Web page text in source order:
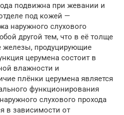
подвижна при жевании и
под кожей —
наружного слухового
другой тем, что в её толще
железы, продуцирующие
церумена состоит в
влажности и
плёнки церумена является
функционирования
слухового прохода
в зависимости от